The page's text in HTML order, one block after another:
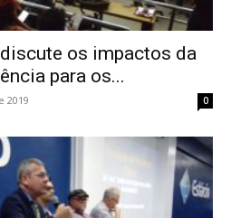
os impactos da
para os...
2019 0